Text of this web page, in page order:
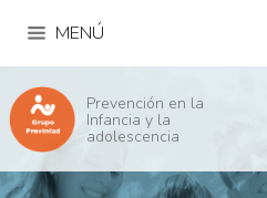
contenido
principal
Prevención en la
Infancia y la
adolescencia